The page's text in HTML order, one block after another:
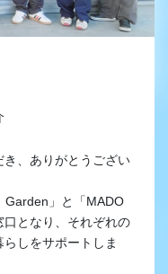
き、ありがとうござい
Garden」と「MADO
となり、それぞれの
しをサポートしま